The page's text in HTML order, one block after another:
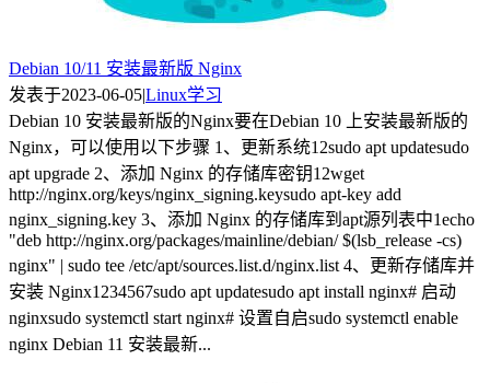
Debian 10/11 安装最新版 Nginx
发表于2023-06-05|Linux学习
Debian 10 安装最新版的Nginx要在Debian 10 上安装最新版的
Nginx，可以使用以下步骤 1、更新系统12sudo apt updatesudo
apt upgrade 2、添加 Nginx 的存储库密钥12wget
http://nginx.org/keys/nginx_signing.keysudo apt-key add
nginx_signing.key 3、添加 Nginx 的存储库到apt源列表中1echo
"deb http://nginx.org/packages/mainline/debian/ $(lsb_release -cs)
nginx" | sudo tee /etc/apt/sources.list.d/nginx.list 4、更新存储库并
安装 Nginx1234567sudo apt updatesudo apt install nginx# 启动
nginxsudo systemctl start nginx# 设置自启sudo systemctl enable
nginx Debian 11 安装最新...